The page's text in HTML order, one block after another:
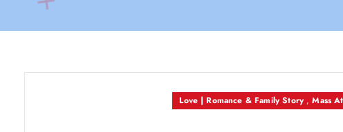
Love | Romance & Family Story,Mass